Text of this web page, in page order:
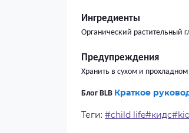
Ингредиенты
Органический растительный
Предупреждения
Хранить в сухом и прохладном
Блог BLB Краткое
Теги: #child